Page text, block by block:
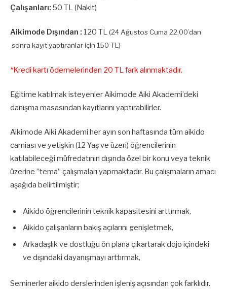
Çalışanları: 50 TL (Nakit)
Aikimode Dışından : 120 TL(24 Ağustos Cuma 22.00’dan
sonra kayıt yaptıranlar için 150 TL)
*Kredi kartı ödemelerinden 20 TL fark alınmaktadır.
Eğitime katılmak isteyenler Aikimode Aiki Akademi’deki
danışma masasından kayıtlarını yaptırabilirler.
Aikimode Aiki Akademi her ayın son haftasında tüm aikido
camiası ve yetişkin (12 Yaş ve üzeri) öğrencilerinin
katılabileceği müfredatının dışında özel bir konu veya teknik
üzerine ”tema” çalışmaları yapmaktadır. Bu çalışmaların amacı
aşağıda belirtilmiştir;
Aikido öğrencilerinin teknik kapasitesini arttırmak,
Aikido çalışanların bakış açılarını genişletmek,
Arkadaşlık ve dostluğu ön plana çıkartarak dojo içindeki
ve dışındaki dayanışmayı arttırmak,
Seminerler aikido derslerinden işleniş açısından çok farklıdır.